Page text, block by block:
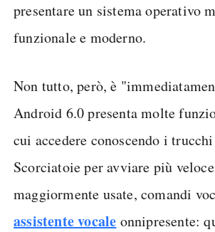
presentare un sistema operativo
funzionale e moderno.
Non tutto, però, è
Android 6.0 presenta molte
cui accedere conoscendo i
Scorciatoie per avviare più
maggiormente usate, comandi
assistente vocale onnipresente: